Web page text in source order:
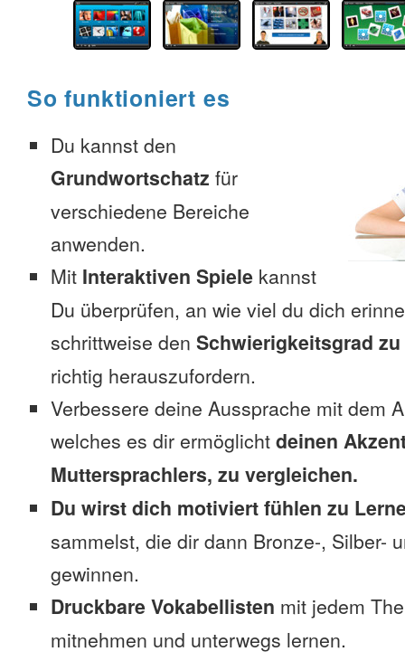
So funktioniert es
Du kannst den
Grundwortschatz für
verschiedene Bereiche
anwenden.
Mit Interaktiven Spiele kannst
Du überprüfen, an wie viel du dich
schrittweise den Schwierigkeitsgrad
richtig herauszufordern.
Verbessere deine Aussprache mit dem
welches es dir ermöglicht deinen
Muttersprachlers, zu vergleichen.
Du wirst dich motiviert fühlen zu
sammelst, die dir dann Bronze-, Silber-
gewinnen.
Druckbare Vokabellisten mit jedem
mitnehmen und unterwegs lernen.